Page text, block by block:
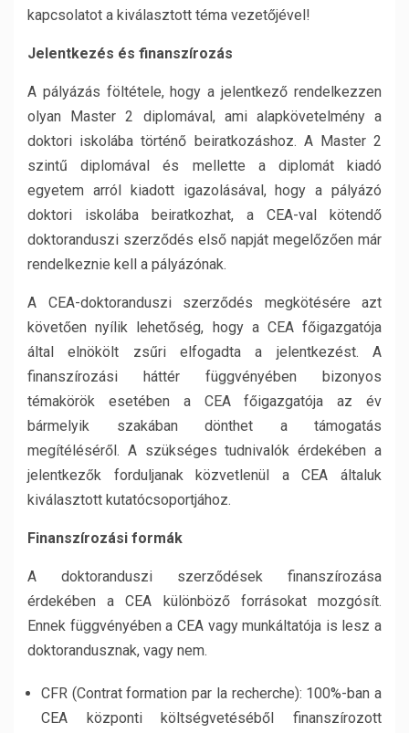
kapcsolatot a kiválasztott téma vezetőjével!
Jelentkezés és finanszírozás
A pályázás föltétele, hogy a jelentkező rendelkezzen
olyan Master 2 diplomával, ami alapkövetelmény a
doktori iskolába történő beiratkozáshoz. A Master 2
szintű diplomával és mellette a diplomát kiadó
egyetem arról kiadott igazolásával, hogy a pályázó
doktori iskolába beiratkozhat, a CEA-val kötendő
doktoranduszi szerződés első napját megelőzően már
rendelkeznie kell a pályázónak.
A CEA-doktoranduszi szerződés megkötésére azt
követően nyílik lehetőség, hogy a CEA főigazgatója
által elnökölt zsűri elfogadta a jelentkezést. A
finanszírozási háttér függvényében bizonyos
témakörök esetében a CEA főigazgatója az év
bármelyik szakában dönthet a támogatás
megítéléséről. A szükséges tudnivalók érdekében a
jelentkezők forduljanak közvetlenül a CEA általuk
kiválasztott kutatócsoportjához.
Finanszírozási formák
A doktoranduszi szerződések finanszírozása
érdekében a CEA különböző forrásokat mozgósít.
Ennek függvényében a CEA vagy munkáltatója is lesz a
doktorandusznak, vagy nem.
CFR (Contrat formation par la recherche): 100%-ban a
CEA központi költségvetéséből finanszírozott